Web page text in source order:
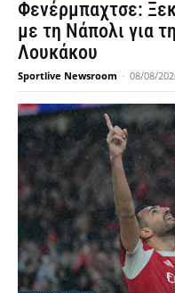
Φενέρμπαχτσε:
με τη Νάπολι για
Λουκάκου
Sportlive Newsroom - 08/08/